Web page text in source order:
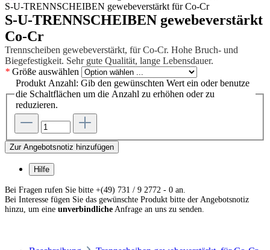
S-U-TRENNSCHEIBEN gewebeverstärkt für Co-Cr
S-U-TRENNSCHEIBEN gewebeverstärkt
Co-Cr
Trennscheiben gewebeverstärkt, für Co-Cr. Hohe Bruch- und
Biegefestigkeit. Sehr gute Qualität, lange Lebens­dauer.
* Größe auswählen
Produkt Anzahl: Gib den gewünschten Wert ein oder benutze
die Schaltflächen um die Anzahl zu erhöhen oder zu
reduzieren.
Zur Angebotsnotiz hinzufügen
Hilfe
Bei Fragen rufen Sie bitte +(49) 731 / 9 2772 - 0 an.
Bei Interesse fügen Sie das gewünschte Produkt bitte der Angebotsnotiz
hinzu, um eine unverbindliche Anfrage an uns zu senden.